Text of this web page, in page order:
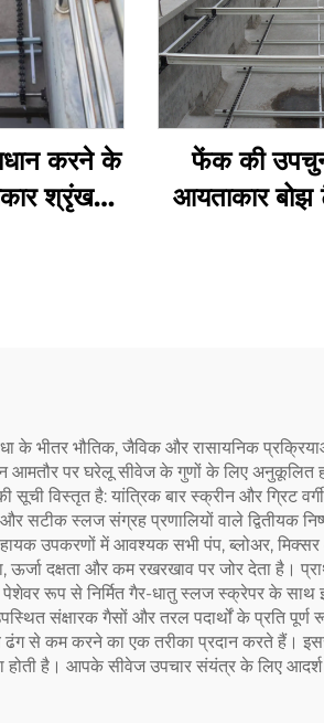
करने के
श्रृंखला
फेंक की
आयताकार
के भीतर भौतिक, जैविक और रासायनिक
पर घरेलू सीवेज के गुणों के लिए अनुकूलित
सूची विस्तृत है: यांत्रिक बार स्क्रीन और
स्लज संग्रह प्रणालियों वाले द्वितीयक
उपकरणों में आवश्यक सभी पंप, ब्लोअर,
दक्षता और कम रखरखाव पर जोर देता है।
पेशेवर रूप से निर्मित गैर-धातु स्लज स्क्रेपर के
संक्षारक गैसों और तरल पदार्थों के प्रति
से कम करने का एक तरीका प्रदान करते हैं।
होती है। आपके सीवेज उपचार संयंत्र के लिए